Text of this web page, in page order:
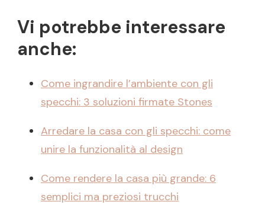
Vi potrebbe interessare
anche:
Come ingrandire l’ambiente con gli
specchi: 3 soluzioni firmate Stones
Arredare la casa con gli specchi: come
unire la funzionalità al design
Come rendere la casa più grande: 6
semplici ma preziosi trucchi